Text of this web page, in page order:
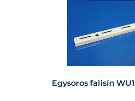
Egysoros falisín